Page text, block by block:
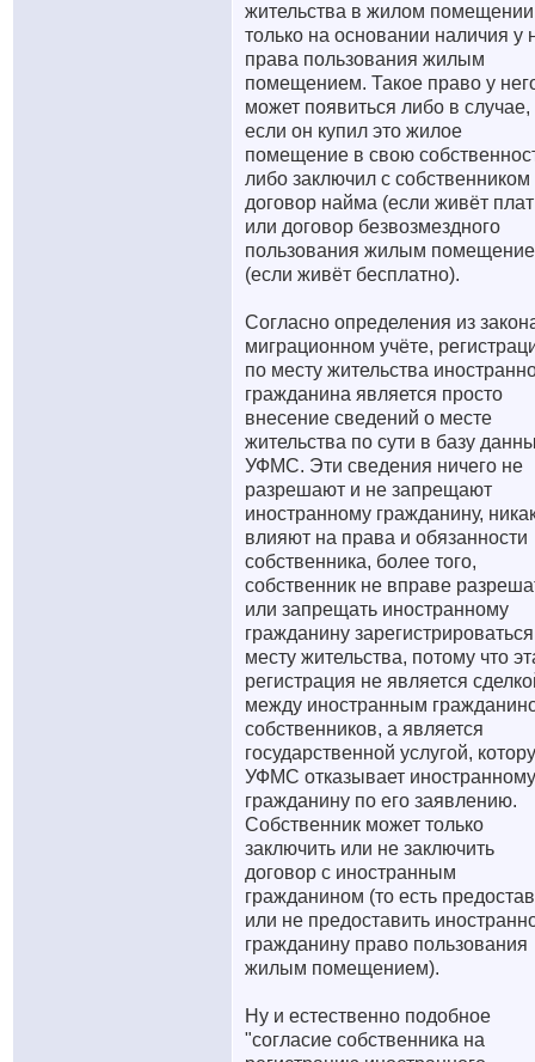
жительства в жилом помещении
только на основании наличия у
права пользования жилым
помещением. Такое право у
может появиться либо в случае,
если он купил это жилое
помещение в свою
либо заключил с собственником
договор найма (если живёт
или договор безвозмездного
пользования жилым
(если живёт бесплатно).
Согласно определения из
миграционном учёте,
по месту жительства
гражданина является просто
внесение сведений о месте
жительства по сути в базу
УФМС. Эти сведения ничего не
разрешают и не запрещают
иностранному гражданину,
влияют на права и обязанности
собственника, более того,
собственник не вправе
или запрещать иностранному
гражданину
месту жительства, потому что
регистрация не является
между иностранным
собственников, а является
государственной услугой,
УФМС отказывает иностранному
гражданину по его заявлению.
Собственник может только
заключить или не заключить
договор с иностранным
гражданином (то есть
или не предоставить
гражданину право пользования
жилым помещением).
Ну и естественно подобное
"согласие собственника на